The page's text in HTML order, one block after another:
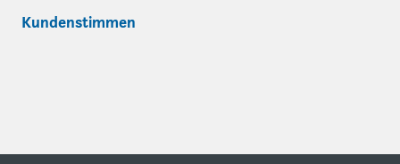
Kundenstimmen